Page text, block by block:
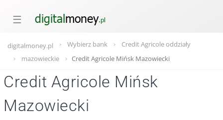
☰
digitalmoney.pl Wybierz bank
Credit Agricole oddziały
mazowieckie
Credit Agricole Mińsk Mazowiecki
Credit Agricole Mińsk
Mazowiecki